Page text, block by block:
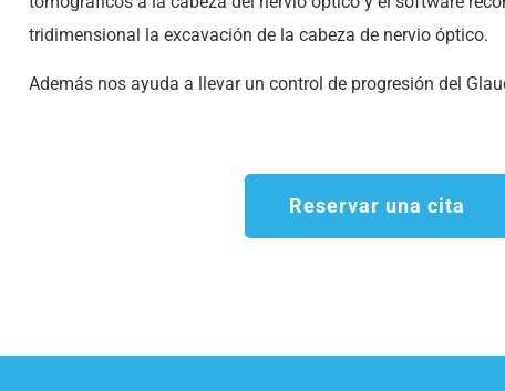
tridimensional la excavación de la cabeza de nervio óptico.
Además nos ayuda a llevar un control de progresión del
Reservar una cita